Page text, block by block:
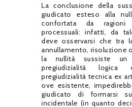
La conclusione della
giudicato esteso alla
confortata da ragioni
processuali: infatti, da
deve osservarsi che tra
annullamento, risoluzione
la nullità sussiste un
pregiudizialità
pregiudizialità tecnica ex
ove esistente,
giudicato di formarsi
incidentale (in quanto